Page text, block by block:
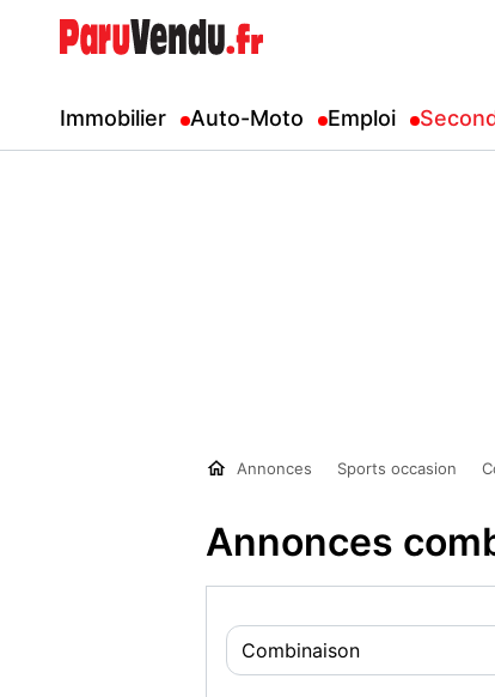
Immobilier Auto-Moto Emploi
Annonces Sports occasion
Annonces